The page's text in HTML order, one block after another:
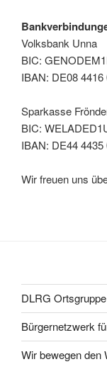
Volksbank Unna
BIC:
IBAN: DE08
Sparkasse
BIC:
IBAN: DE44
Wir freuen uns
DLRG
Bürgernetzwerk
Wir bewegen den